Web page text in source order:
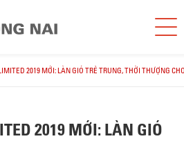
2019 MỚI: LÀN GIÓ TRẺ TRUNG, THỜI THƯỢNG
2019 MỚI: LÀN GIÓ